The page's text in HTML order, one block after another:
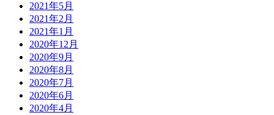
2021年5月
2021年2月
2021年1月
2020年12月
2020年9月
2020年8月
2020年7月
2020年6月
2020年4月